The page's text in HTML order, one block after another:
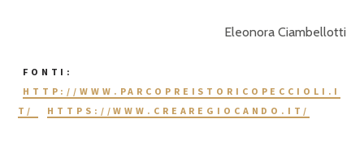
Eleonora Ciambellotti
FONTI:
HTTP://WWW.PARCOPREISTORICOPECCIOLI.I
T/
HTTPS://WWW.CREAREGIOCANDO.IT/